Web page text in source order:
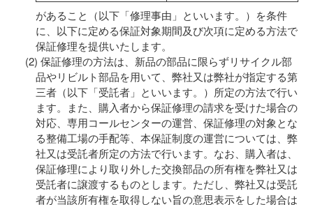
があること（以下「修理事由」といいます。）を条件
に、以下に定める保証対象期間及び次項に定める方法で
保証修理を提供いたします。
保証修理の方法は、新品の部品に限らずリサイクル部
品やリビルト部品を用いて、弊社又は弊社が指定する第
三者（以下「受託者」といいます。）所定の方法で行い
ます。また、購入者から保証修理の請求を受けた場合の
対応、専用コールセンターの運営、保証修理の対象とな
る整備工場の手配等、本保証制度の運営については、弊
社又は受託者所定の方法で行います。なお、購入者は、
保証修理により取り外した交換部品の所有権を弊社又は
受託者に譲渡するものとします。ただし、弊社又は受託
者が当該所有権を取得しない旨の意思表示をした場合は